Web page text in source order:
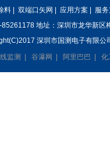
料 双端口矢网 应用方案
服
地址：深圳市龙华新区
深圳市国测电子有限公
监测 谷瀑网 阿里巴巴 化